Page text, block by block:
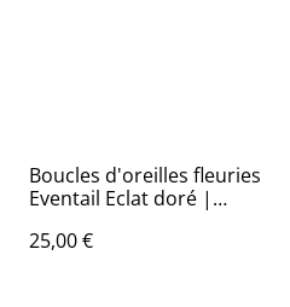
Boucles d'oreilles fleuries
Eventail Eclat doré |
25,00 €